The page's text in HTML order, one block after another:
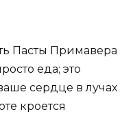
Пасты Примавера
еда; это
сердце в лучах
кроется